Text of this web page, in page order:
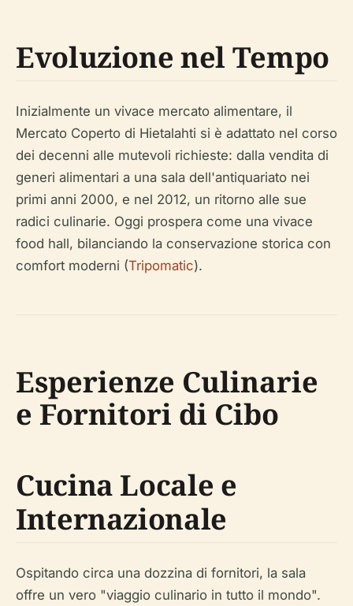
Evoluzione nel Tempo
Inizialmente un vivace mercato alimentare, il
Mercato Coperto di Hietalahti si è adattato nel corso
dei decenni alle mutevoli richieste: dalla vendita di
generi alimentari a una sala dell'antiquariato nei
primi anni 2000, e nel 2012, un ritorno alle sue
radici culinarie. Oggi prospera come una vivace
food hall, bilanciando la conservazione storica con
comfort moderni (Tripomatic).
Esperienze Culinarie
e Fornitori di Cibo
Cucina Locale e
Internazionale
Ospitando circa una dozzina di fornitori, la sala
offre un vero "viaggio culinario in tutto il mondo".